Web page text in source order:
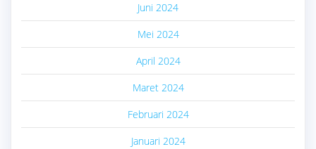
Juni 2024
Mei 2024
April 2024
Maret 2024
Februari 2024
Januari 2024